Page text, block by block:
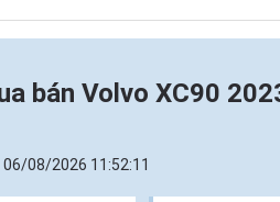
bán Volvo XC90
06/08/2026 11:52:11